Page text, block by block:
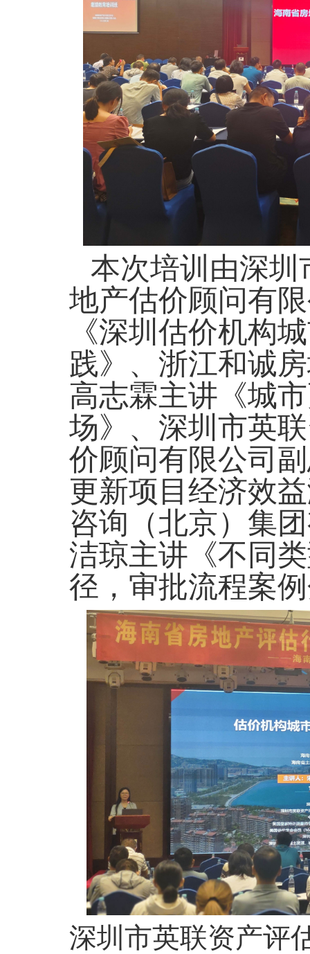
本次培训由深圳
地产估价顾问有
《深圳估价机构
践》、浙江和诚
高志霖主讲《城
场》、深圳市英
价顾问有限公司
更新项目经济效
咨询（北京）集
洁琼主讲《不同
径，审批流程案
深圳市英联资产评